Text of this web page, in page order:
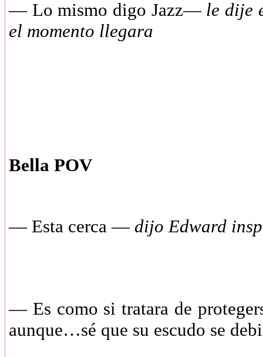
— Lo mismo digo Jazz—le dije
el momento llegara
Bella POV
— Esta cerca — dijo Edward
— Es como si tratara de
aunque…sé que su escudo se